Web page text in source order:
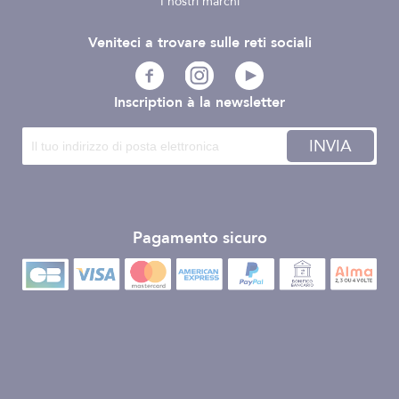
Inscription à la newsletter
INVIA
Pagamento sicuro
Veniteci a trovare sulle reti sociali